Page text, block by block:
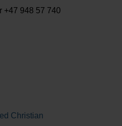
+47 948 57 740
Christian